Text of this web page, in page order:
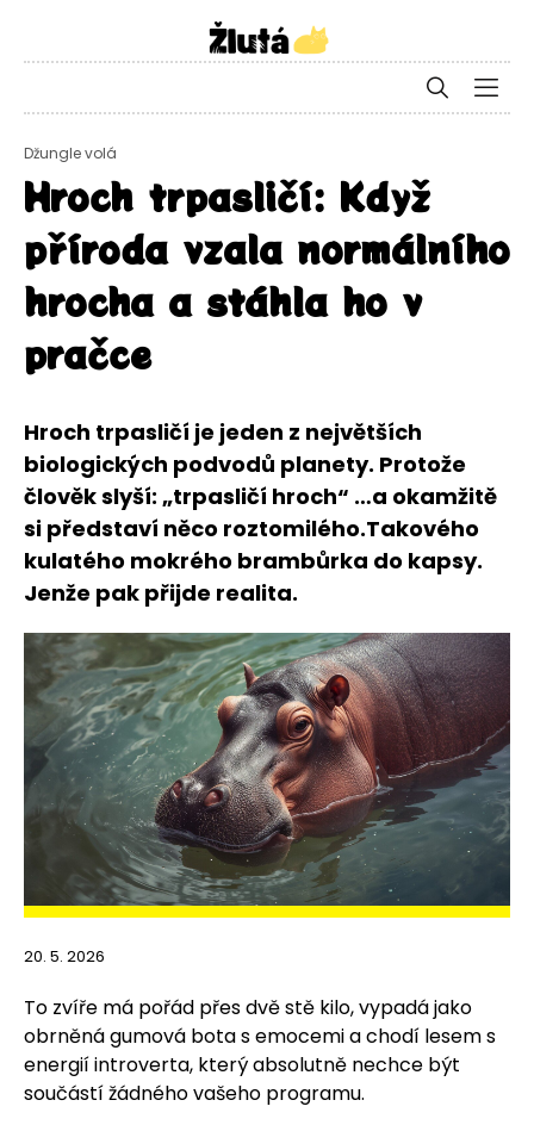
Džungle volá
Hroch trpasličí: Když
příroda vzala normálního
hrocha a stáhla ho v
pračce
Hroch trpasličí je jeden z největších
biologických podvodů planety. Protože
člověk slyší: „trpasličí hroch“ …a okamžitě
si představí něco roztomilého.Takového
kulatého mokrého brambůrka do kapsy.
Jenže pak přijde realita.
20. 5. 2026
To zvíře má pořád přes dvě stě kilo, vypadá jako
obrněná gumová bota s emocemi a chodí lesem s
energií introverta, který absolutně nechce být
součástí žádného vašeho programu.